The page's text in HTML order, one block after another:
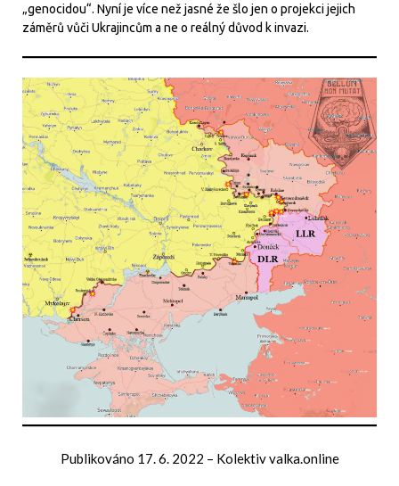
„genocidou“. Nyní je více než jasné že šlo jen o projekci jejich
záměrů vůči Ukrajincům a ne o reálný důvod k invazi.
Publikováno 17. 6. 2022 – Kolektiv valka.online